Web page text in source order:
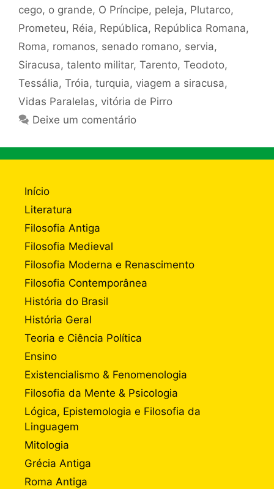
cego, o grande, O Príncipe, peleja, Plutarco,
Prometeu, Réia, República, República Romana,
Roma, romanos, senado romano, servia,
Siracusa, talento militar, Tarento, Teodoto,
Tessália, Tróia, turquia, viagem a siracusa,
Vidas Paralelas, vitória de Pirro
Deixe um comentário
Início
Literatura
Filosofia Antiga
Filosofia Medieval
Filosofia Moderna e Renascimento
Filosofia Contemporânea
História do Brasil
História Geral
Teoria e Ciência Política
Ensino
Existencialismo & Fenomenologia
Filosofia da Mente & Psicologia
Lógica, Epistemologia e Filosofia da
Linguagem
Mitologia
Grécia Antiga
Roma Antiga